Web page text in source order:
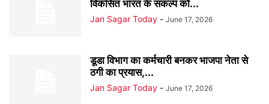
विकसित भारत के संकल्प को...
Jan Sagar Today - June 17, 2026
डूडा विभाग का कर्मचारी बनकर भाजपा नेता से
ठगी का प्रयास,...
Jan Sagar Today - June 17, 2026